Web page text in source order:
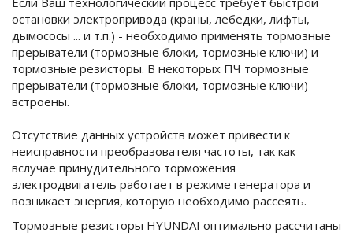
остановки электропривода (краны, лебедки, лифты,
дымососы ... и т.п.) - необходимо применять тормозные
прерыватели (тормозные блоки, тормозные ключи) и
тормозные резисторы. В некоторых ПЧ тормозные
прерыватели (тормозные блоки, тормозные ключи)
встроены.
Отсутствие данных устройств может привести к
неисправности преобразователя частоты, так как
вслучае принудительного торможения
электродвигатель работает в режиме генератора и
возникает энергия, которую необходимо рассеять.
Тормозные резисторы HYUNDAI оптимально рассчитаны